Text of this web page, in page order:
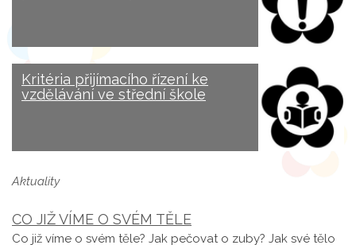
Kritéria přijímacího řízení ke
vzdělávání ve střední škole
Aktuality
CO JIŽ VÍME O SVÉM TĚLE
Co již víme o svém těle? Jak pečovat o zuby? Jak své tělo